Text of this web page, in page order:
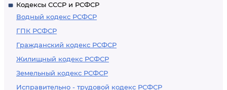
Кодексы СССР и РСФСР
Водный кодекс РСФСР
ГПК РСФСР
Гражданский кодекс РСФСР
Жилищный кодекс РСФСР
Земельный кодекс РСФСР
Исправительно - трудовой кодекс РСФСР